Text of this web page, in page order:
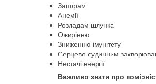
Запорам
Анемії
Розладам шлунка
Ожирінню
Зниженню імунітету
Серцево-судинним
Нестачі енергії
Важливо знати про